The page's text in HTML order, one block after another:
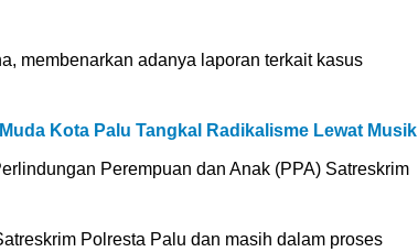
membenarkan adanya laporan terkait kasus
Kota Palu Tangkal Radikalisme Lewat Musik
Perempuan dan Anak (PPA) Satreskrim
Polresta Palu dan masih dalam proses